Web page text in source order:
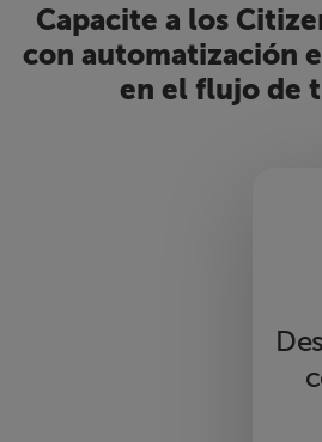
Capacite a los
con automatización
en el flujo de